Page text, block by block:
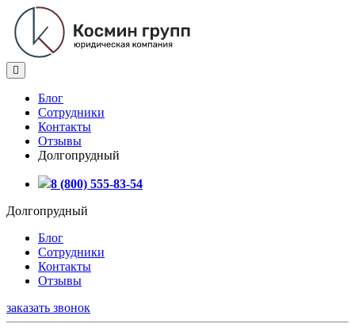
Блог
Сотрудники
Контакты
Отзывы
Долгопрудный
8 (800) 555-83-54
Долгопрудный
Блог
Сотрудники
Контакты
Отзывы
заказать звонок